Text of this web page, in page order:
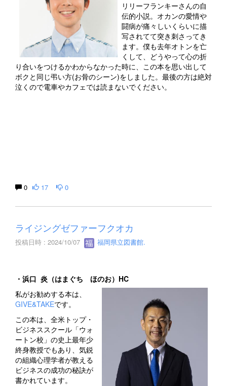
リリーフランキーさんの自
伝的小説。オカンの愛情や
闘病が痛々しいくらいに描
写されてて突き刺さってき
ます。僕も去年オトンを亡
くして、どうやって心の折
り合いをつけるかわからなかった時に、この本を思い出して
ボクと同じ弔い方(お骨のシーン)をしました。最後の方は絶対
泣くので電車やカフェでは読まないでください。
0 17 0
ライジングゼファーフクオカ
投稿日時 : 2024/10/07 福岡県立図書館.
・浜口 炎（はまぐち ほのお）HC
私がお勧めする本は、
GIVE&TAKEです。
この本は、全米トップ・
ビジネススクール「ウォ
ートン校」の史上最年少
終身教授でもあり、気鋭
の組織心理学者が教える
ビジネスの成功の秘訣が
書かれています。